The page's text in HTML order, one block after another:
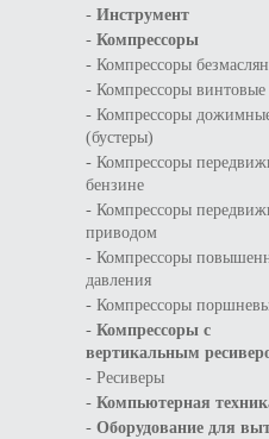
- Инструмент
- Компрессоры
- Компрессоры
- Компрессоры винтовые
- Компрессоры
(бустеры)
- Компрессоры
бензине
- Компрессоры
приводом
- Компрессоры
давления
- Компрессоры
- Компрессоры с
вертикальным
- Ресиверы
- Компьютерная
- Оборудование для